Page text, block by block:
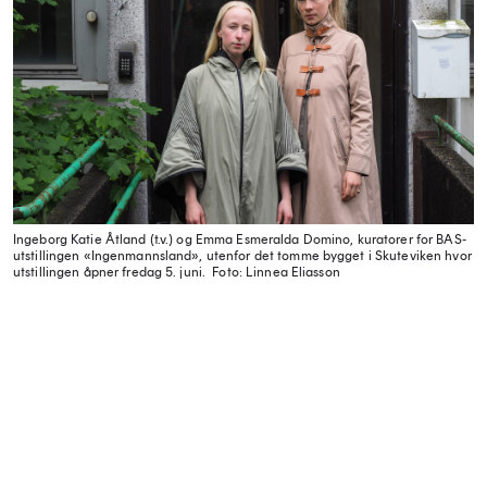
Ingeborg Katie Åtland (t.v.) og Emma Esmeralda Domino, kuratorer for BAS-
utstillingen «Ingenmannsland», utenfor det tomme bygget i Skuteviken hvor
utstillingen åpner fredag 5. juni.
Foto: Linnea Eliasson